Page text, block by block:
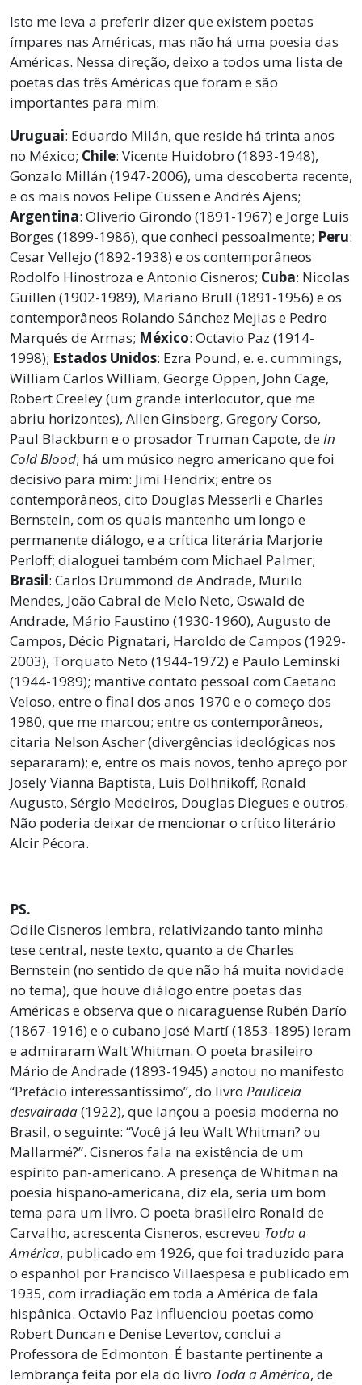
Isto me leva a preferir dizer que existem poetas
ímpares nas Américas, mas não há uma poesia das
Américas. Nessa direção, deixo a todos uma lista de
poetas das três Américas que foram e são
importantes para mim:
Uruguai: Eduardo Milán, que reside há trinta anos
no México; Chile: Vicente Huidobro (1893-1948),
Gonzalo Millán (1947-2006), uma descoberta recente,
e os mais novos Felipe Cussen e Andrés Ajens;
Argentina: Oliverio Girondo (1891-1967) e Jorge Luis
Borges (1899-1986), que conheci pessoalmente; Peru:
Cesar Vellejo (1892-1938) e os contemporâneos
Rodolfo Hinostroza e Antonio Cisneros; Cuba: Nicolas
Guillen (1902-1989), Mariano Brull (1891-1956) e os
contemporâneos Rolando Sánchez Mejias e Pedro
Marqués de Armas; México: Octavio Paz (1914-
1998); Estados Unidos: Ezra Pound, e. e. cummings,
William Carlos William, George Oppen, John Cage,
Robert Creeley (um grande interlocutor, que me
abriu horizontes), Allen Ginsberg, Gregory Corso,
Paul Blackburn e o prosador Truman Capote, deIn
Cold Blood; há um músico negro americano que foi
decisivo para mim: Jimi Hendrix; entre os
contemporâneos, cito Douglas Messerli e Charles
Bernstein, com os quais mantenho um longo e
permanente diálogo, e a crítica literária Marjorie
Perloff; dialoguei também com Michael Palmer;
Brasil: Carlos Drummond de Andrade, Murilo
Mendes, João Cabral de Melo Neto, Oswald de
Andrade, Mário Faustino (1930-1960), Augusto de
Campos, Décio Pignatari, Haroldo de Campos (1929-
2003), Torquato Neto (1944-1972) e Paulo Leminski
(1944-1989); mantive contato pessoal com Caetano
Veloso, entre o final dos anos 1970 e o começo dos
1980, que me marcou; entre os contemporâneos,
citaria Nelson Ascher (divergências ideológicas nos
separaram); e, entre os mais novos, tenho apreço por
Josely Vianna Baptista, Luis Dolhnikoff, Ronald
Augusto, Sérgio Medeiros, Douglas Diegues e outros.
Não poderia deixar de mencionar o crítico literário
Alcir Pécora.
PS.
Odile Cisneros lembra, relativizando tanto minha
tese central, neste texto, quanto a de Charles
Bernstein (no sentido de que não há muita novidade
no tema), que houve diálogo entre poetas das
Américas e observa que o nicaraguense Rubén Darío
(1867-1916) e o cubano José Martí (1853-1895) leram
e admiraram Walt Whitman. O poeta brasileiro
Mário de Andrade (1893-1945) anotou no manifesto
“Prefácio interessantíssimo”, do livro Pauliceia
desvairada(1922), que lançou a poesia moderna no
Brasil, o seguinte: “Você já leu Walt Whitman? ou
Mallarmé?”. Cisneros fala na existência de um
espírito pan-americano. A presença de Whitman na
poesia hispano-americana, diz ela, seria um bom
tema para um livro. O poeta brasileiro Ronald de
Carvalho, acrescenta Cisneros, escreveu Toda a
América, publicado em 1926, que foi traduzido para
o espanhol por Francisco Villaespesa e publicado em
1935, com irradiação em toda a América de fala
hispânica. Octavio Paz influenciou poetas como
Robert Duncan e Denise Levertov, conclui a
Professora de Edmonton. É bastante pertinente a
lembrança feita por ela do livro Toda a América, de